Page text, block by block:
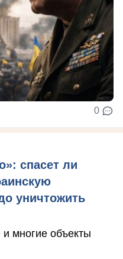
0
спасет ли
уничтожить
многие объекты